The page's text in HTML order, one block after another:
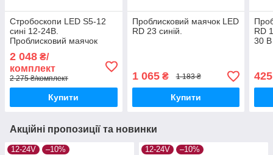
Стробоскопи LED S5-12
сині 12-24В.
Проблисковий маячок
2 048 ₴/
комплект
2 275 ₴/комплект
Купити
Проблисковий маячок LED
RD 23 синій.
1 065₴ 1 183 ₴
Купити
RD
30 В
425
Акційні пропозиції та новинки
12-24V –10% 12-24V –10%